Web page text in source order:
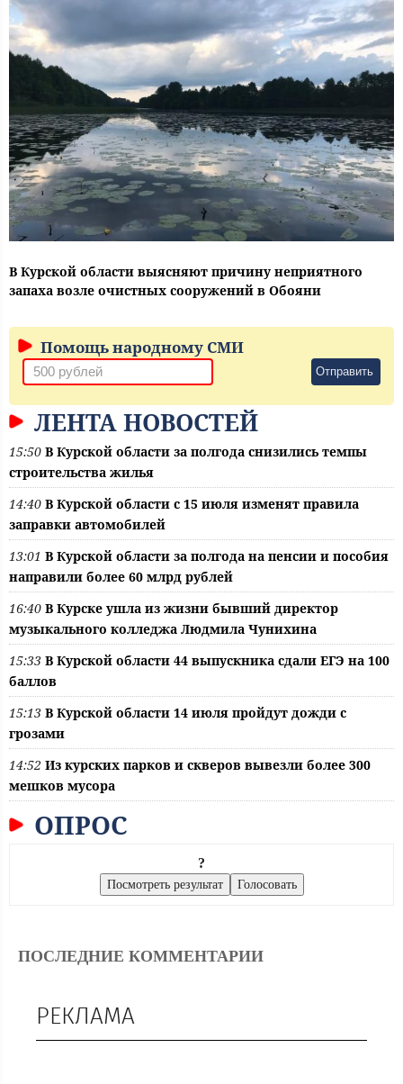
В Курской области выясняют причину неприятного
запаха возле очистных сооружений в Обояни
Помощь народному СМИ
Отправить
ЛЕНТА НОВОСТЕЙ
15:50 В Курской области за полгода снизились темпы
строительства жилья
14:40 В Курской области с 15 июля изменят правила
заправки автомобилей
13:01 В Курской области за полгода на пенсии и пособия
направили более 60 млрд рублей
16:40 В Курске ушла из жизни бывший директор
музыкального колледжа Людмила Чунихина
15:33 В Курской области 44 выпускника сдали ЕГЭ на 100
баллов
15:13 В Курской области 14 июля пройдут дожди с
грозами
14:52 Из курских парков и скверов вывезли более 300
мешков мусора
ОПРОС
?
ПОСЛЕДНИЕ КОММЕНТАРИИ
РЕКЛАМА